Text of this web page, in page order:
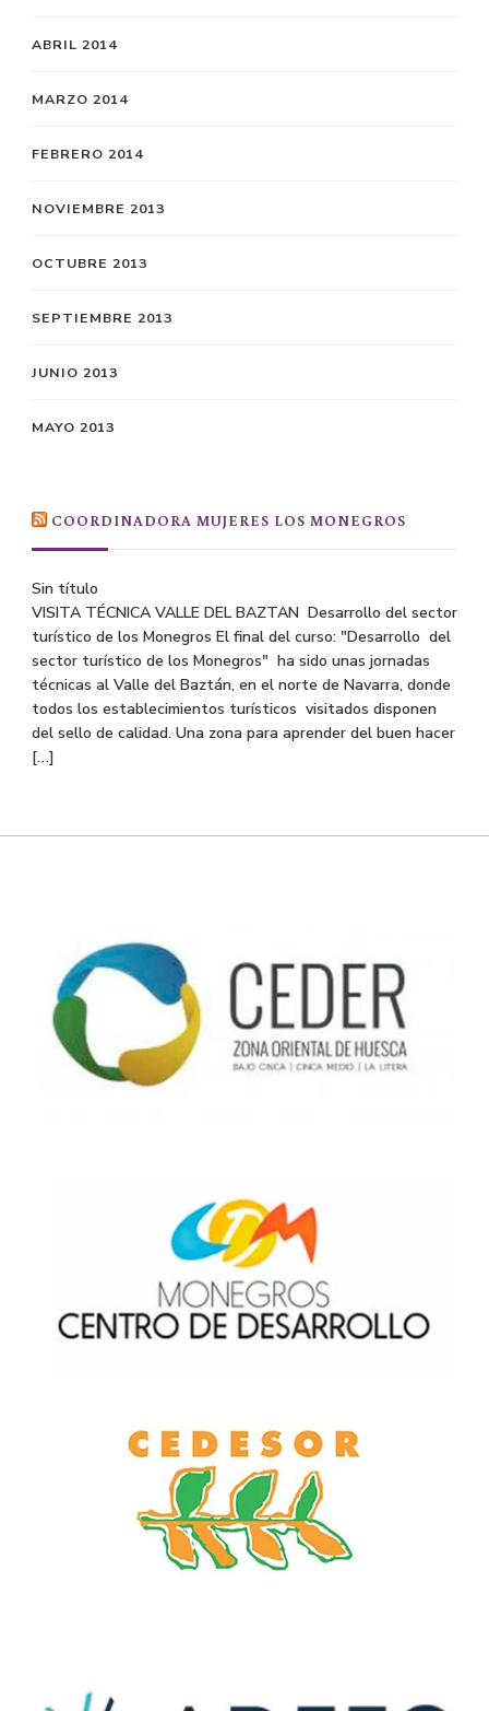
ABRIL 2014
MARZO 2014
FEBRERO 2014
NOVIEMBRE 2013
OCTUBRE 2013
SEPTIEMBRE 2013
JUNIO 2013
MAYO 2013
COORDINADORA MUJERES LOS MONEGROS
Sin título
VISITA TÉCNICA VALLE DEL BAZTAN Desarrollo del sector
turístico de los Monegros El final del curso: "Desarrollo del
sector turístico de los Monegros" ha sido unas jornadas
técnicas al Valle del Baztán, en el norte de Navarra, donde
todos los establecimientos turísticos visitados disponen
del sello de calidad. Una zona para aprender del buen hacer
[…]